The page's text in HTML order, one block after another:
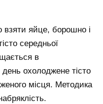
взяти яйце, борошно і
середньої
в
охолоджене тісто
місця. Методика